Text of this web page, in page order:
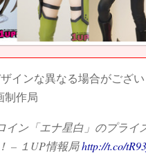
インな異なる場合がござい
制作局
イン「エナ星白」のプラ
– １UP情報局http://t.co/